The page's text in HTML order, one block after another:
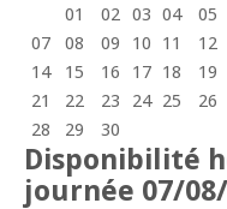
01
02 03 04 05
07
08 09 10 11 12
14
15 16 17 18 19
21
22 23 24 25 26
28
29 30
Disponibilité
journée 07/